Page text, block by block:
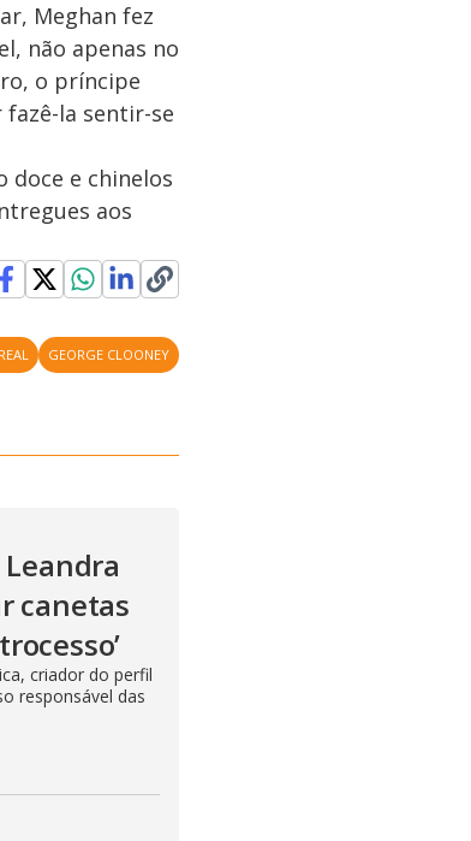
Meghan fez
não apenas no
o príncipe
la sentir-se
doce e chinelos
aos
GEORGE CLOONEY
canetas
criador do perfil
responsável das